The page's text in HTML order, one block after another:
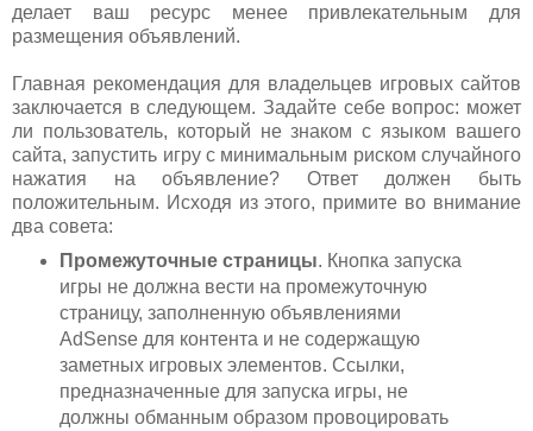
делает ваш ресурс менее привлекательным для
размещения объявлений.
Главная рекомендация для владельцев игровых сайтов
заключается в следующем. Задайте себе вопрос: может
ли пользователь, который не знаком с языком вашего
сайта, запустить игру с минимальным риском случайного
нажатия на объявление? Ответ должен быть
положительным. Исходя из этого, примите во внимание
два совета:
Промежуточные страницы. Кнопка запуска
игры не должна вести на промежуточную
страницу, заполненную объявлениями
AdSense для контента и не содержащую
заметных игровых элементов. Ссылки,
предназначенные для запуска игры, не
должны обманным образом провоцировать